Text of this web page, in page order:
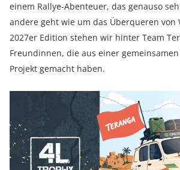
einem Rallye-Abenteuer, das genauso
andere geht wie um das Überqueren von
2027er Edition stehen wir hinter Team
Freundinnen, die aus einer
Projekt gemacht haben.